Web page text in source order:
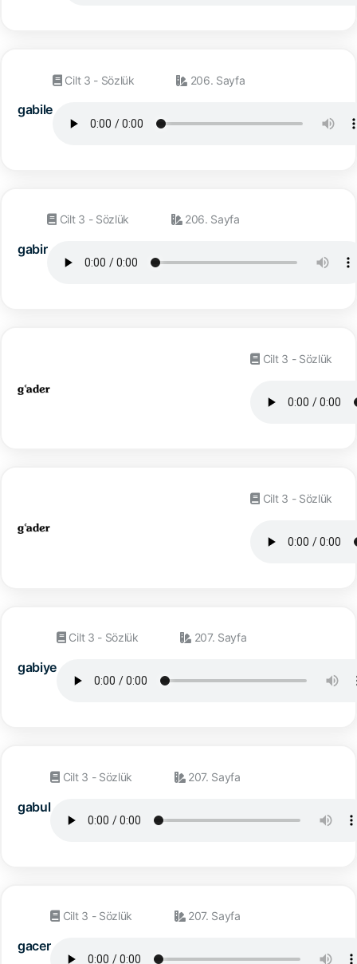
gabile
Cilt 3 - Sözlük 206. Sayfa
gabir
Cilt 3 - Sözlük 206. Sayfa
Cilt 3 - Sözlük
Cilt 3 - Sözlük
gabiye
Cilt 3 - Sözlük 207. Sayfa
gabul
Cilt 3 - Sözlük 207. Sayfa
gacer
Cilt 3 - Sözlük 207. Sayfa